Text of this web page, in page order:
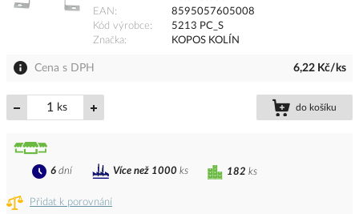
EAN
8595057605008
Kód výrobce
5213 PC_S
Značka
KOPOS KOLÍN
Cena s DPH 6,22 Kč/ks
ks do košíku
Přidat k porovnání
182 ks
6 dní Více než 1000 ks